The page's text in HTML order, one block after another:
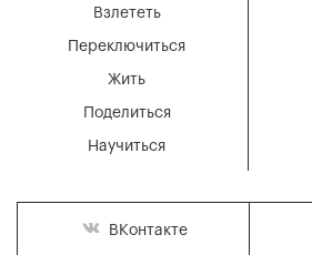
Взлететь
Переключиться
Жить
Поделиться
Научиться
ВКонтакте